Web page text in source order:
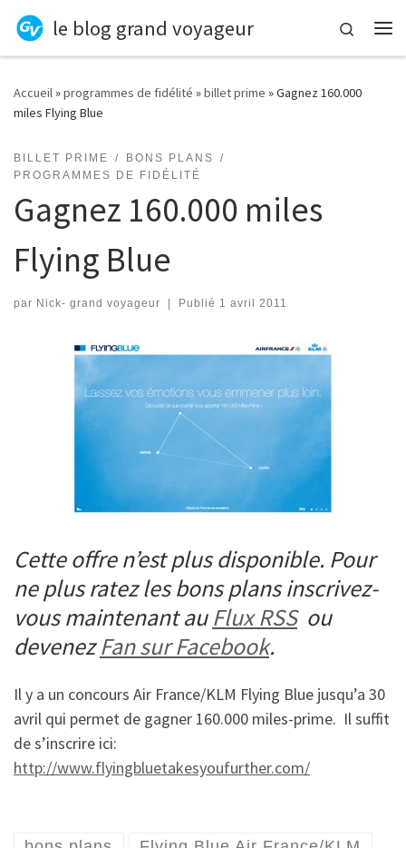
Skip to content
le blog grand voyageur
Search
Accueil»programmes de fidélité »billet prime »Gagnez 160.000
miles Flying Blue
BILLET PRIME
BONS PLANS
PROGRAMMES DE FIDÉLITÉ
Gagnez 160.000 miles
Flying Blue
par Nick- grand voyageur Publié 1 avril 2011
Cette offre n’est plus disponible. Pour
ne plus ratez les bons plans inscrivez-
vous maintenant auFlux RSSou
devenezFan sur Facebook.
Il y a un concours Air France/KLM Flying Blue jusqu’a 30
avril qui permet de gagner 160.000 miles-prime. Il suffit
de s’inscrire ici:
http://www.flyingbluetakesyoufurther.com/